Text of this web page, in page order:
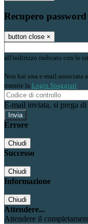
Recupero password
button close ×
all'indirizzo indicato con le
Non hai una e-mail associata
tramite la Login Spaggiari
E-mail inviata, si prega
Errore
Chiudi
Successo
Chiudi
Informazione
Chiudi
Attendere...
Attendere il